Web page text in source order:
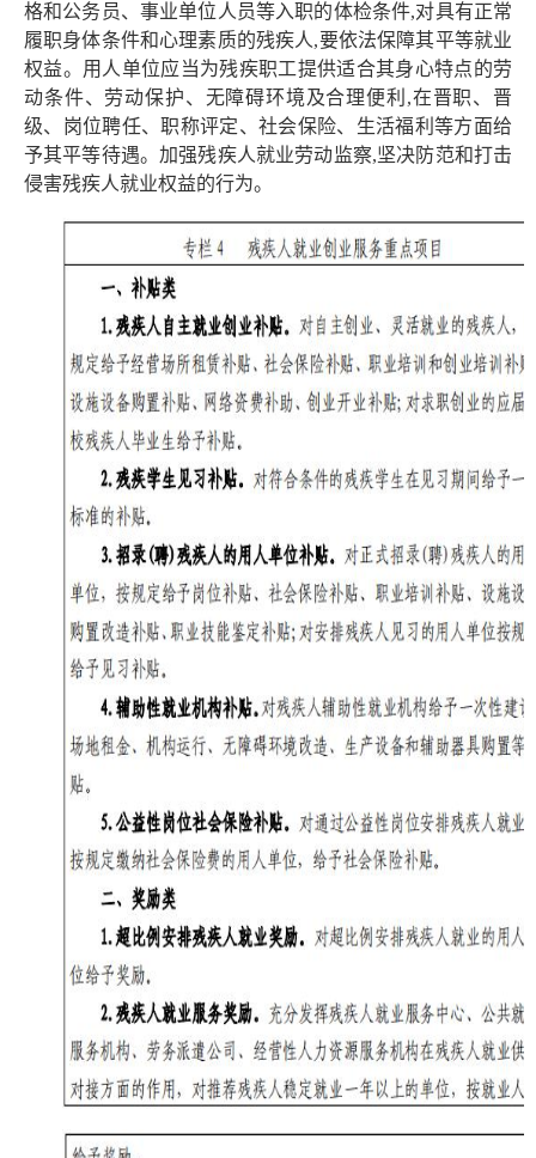
格和公务员、事业单位人员等入职的体检条件,对具有正常
履职身体条件和心理素质的残疾人,要依法保障其平等就业
权益。用人单位应当为残疾职工提供适合其身心特点的劳
动条件、劳动保护、无障碍环境及合理便利,在晋职、晋
级、岗位聘任、职称评定、社会保险、生活福利等方面给
予其平等待遇。加强残疾人就业劳动监察,坚决防范和打击
侵害残疾人就业权益的行为。